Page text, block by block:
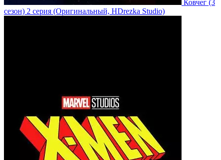
Ковчег (3
сезон) 2 серия (Оригинальный, HDrezka Studio)